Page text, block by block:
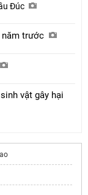
Đúc
năm trước
vật gây hại